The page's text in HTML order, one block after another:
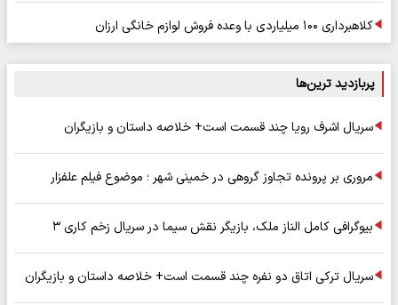
کلاهبرداری ۱۰۰ میلیاردی با وعده فروش لوازم خانگی ارزان
پربازدید ترین‌ها
سریال اشرف رویا چند قسمت است+ خلاصه داستان و بازیگران
مروری بر پرونده تجاوز گروهی در خمینی شهر ؛ موضوع فیلم علفزار
بیوگرافی کامل الناز ملک، بازیگر نقش سیما در سریال زخم کاری ۳
سریال ترکی اتاق دو نفره چند قسمت است+ خلاصه داستان و بازیگران